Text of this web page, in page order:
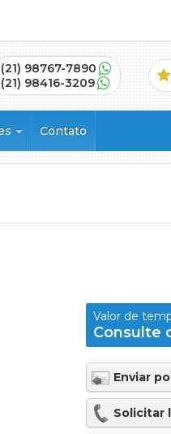
(21) 98767-7890
(21) 98416-3209
Contato
Valor de
Consulte
Enviar
Solicitar